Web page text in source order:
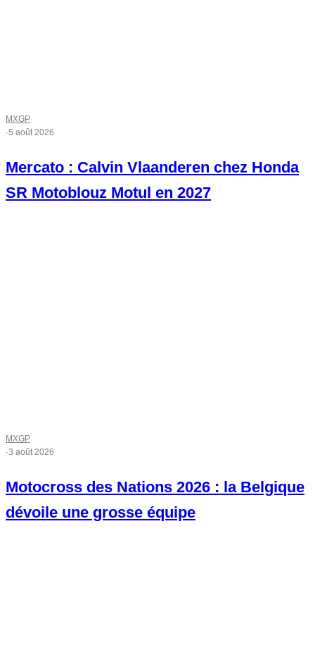
MXGP
·5 août 2026
Mercato : Calvin Vlaanderen chez Honda
SR Motoblouz Motul en 2027
MXGP
·3 août 2026
Motocross des Nations 2026 : la Belgique
dévoile une grosse équipe